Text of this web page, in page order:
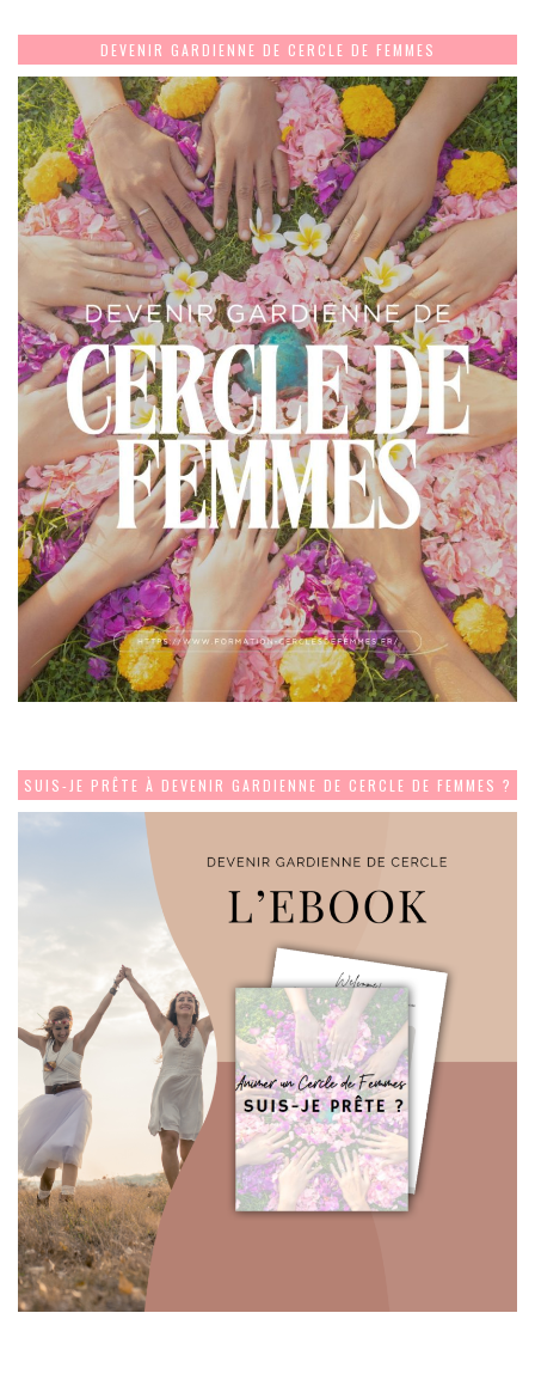
DEVENIR GARDIENNE DE CERCLE DE FEMMES
SUIS-JE PRÊTE À DEVENIR GARDIENNE DE CERCLE DE FEMMES ?